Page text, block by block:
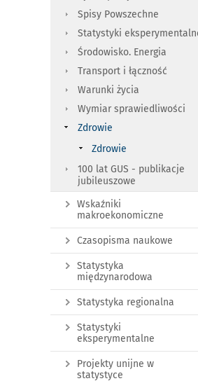
Spisy Powszechne
Statystyki
Środowisko. Energia
Transport i łączność
Warunki życia
Wymiar sprawiedliwości
Zdrowie
Zdrowie
100 lat GUS - publikacje
jubileuszowe
Wskaźniki
makroekonomiczne
Czasopisma naukowe
Statystyka
międzynarodowa
Statystyka regionalna
Statystyki
eksperymentalne
Projekty unijne w
statystyce